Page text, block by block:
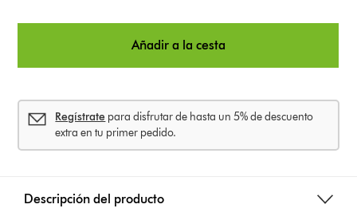
Añadir a la cesta
Regístrate para disfrutar de hasta un 5% de descuento
extra en tu primer pedido.
Descripción del producto